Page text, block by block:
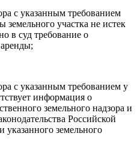
с указанным требованием
земельного участка не истек
в суд требование о
с указанным требованием у
информация о
земельного надзора и
Российской
земельного